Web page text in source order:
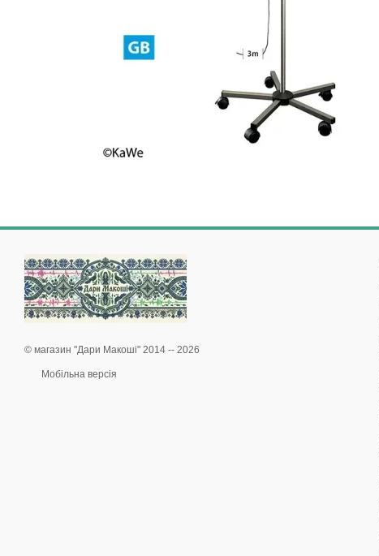
© магазин "Дари Макоші" 2014 -- 2026
Мобільна версія